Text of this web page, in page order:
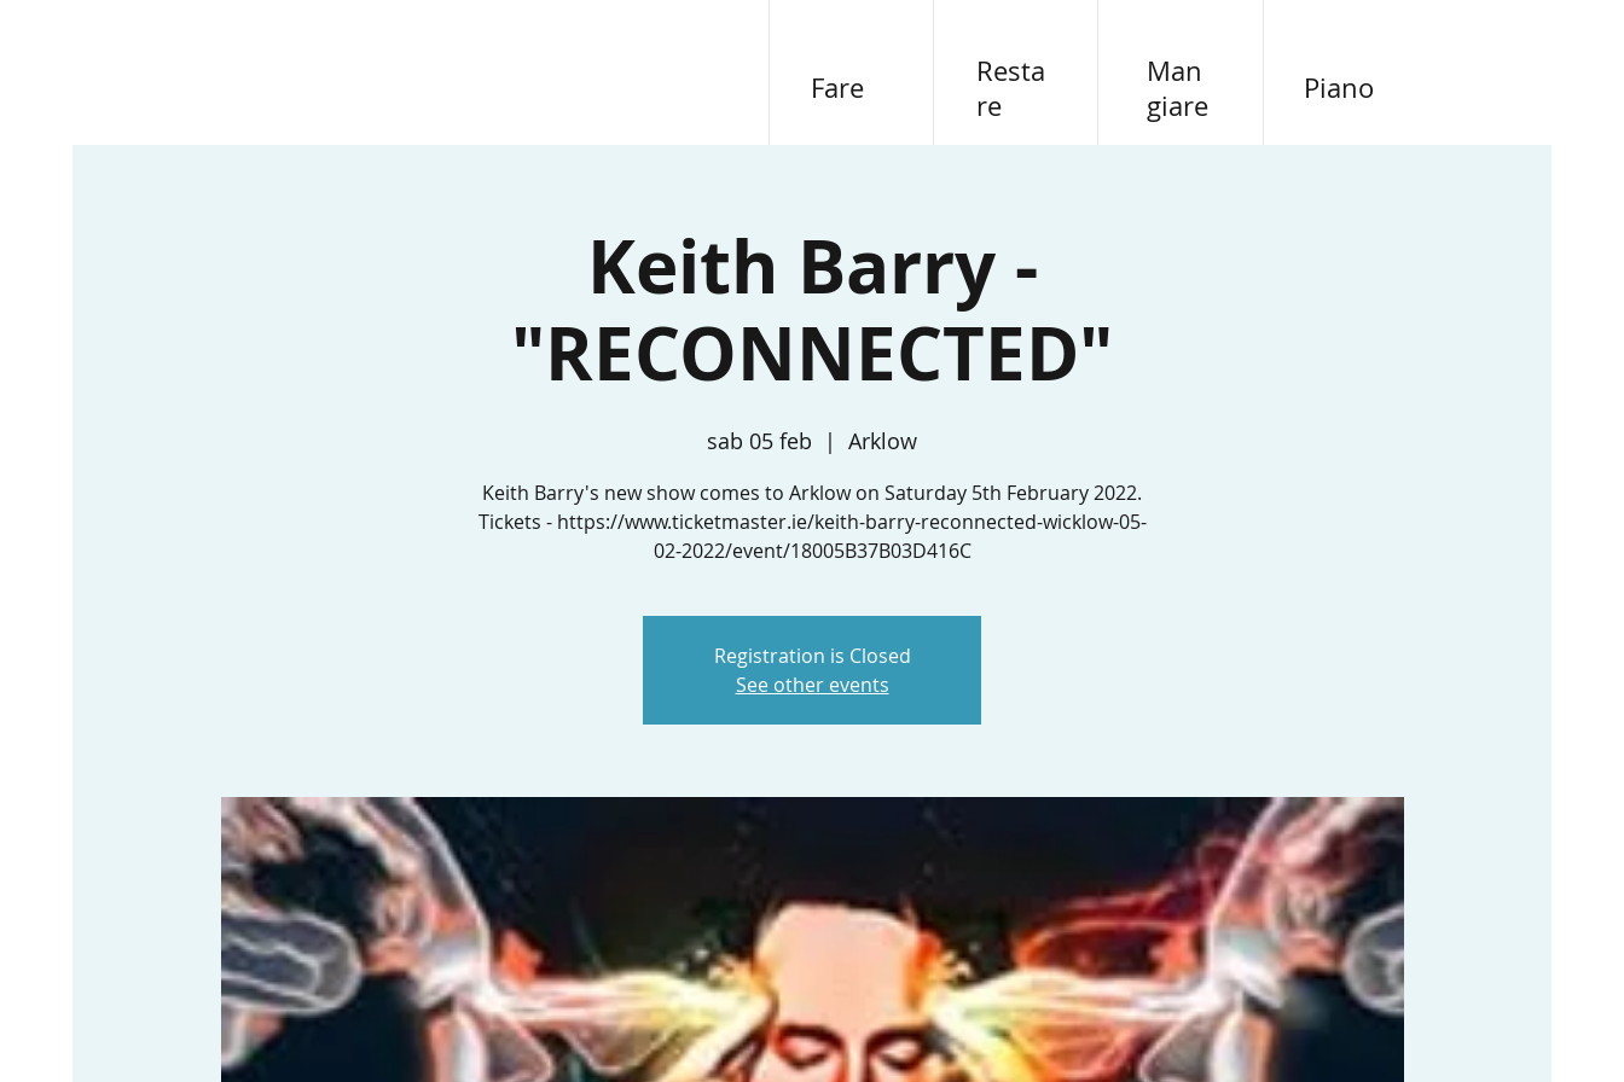
Fare
Resta
re
Man
giare
Piano
Keith Barry -
"RECONNECTED"
sab 05 feb
  |
Arklow
Keith Barry's new show comes to Arklow on Saturday 5th February 2022.
Tickets - https://www.ticketmaster.ie/keith-barry-reconnected-wicklow-05-
02-2022/event/18005B37B03D416C
Registration is Closed
See other events